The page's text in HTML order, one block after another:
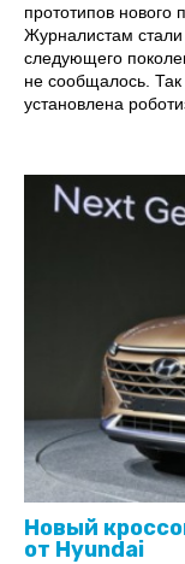
прототипов нового
Журналистам стали
следующего
не сообщалось.
установлена
Новый
от Hyundai